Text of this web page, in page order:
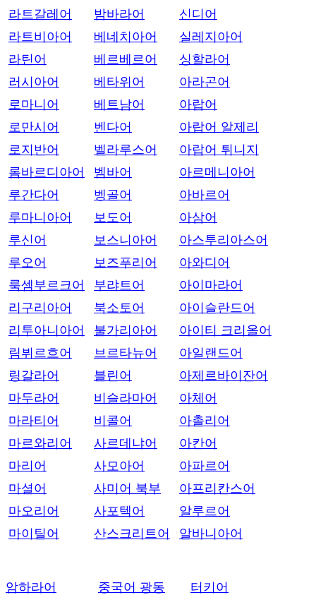
라트갈레어
라트비아어
라틴어
러시아어
로마니어
로만시어
로지반어
롬바르디아어
루간다어
루마니아어
루신어
루오어
룩셈부르크어
리구리아어
리투아니아어
림뷔르흐어
링갈라어
마두라어
마라티어
마르와리어
마리어
마셜어
마오리어
마이틸어
밤바라어
베네치아어
베르베르어
베타위어
베트남어
벤다어
벨라루스어
벰바어
벵골어
보도어
보스니아어
보즈푸리어
부랴트어
북소토어
불가리아어
브르타뉴어
블린어
비슬라마어
비콜어
사르데냐어
사모아어
사미어 북부
사포텍어
산스크리트어
신디어
실레지아어
싱할라어
아라곤어
아랍어
아랍어 알제리
아랍어 튀니지
아르메니아어
아바르어
아삼어
아스투리아스어
아와디어
아이마라어
아이슬란드어
아이티 크리올어
아일랜드어
아제르바이잔어
아체어
아촐리어
아칸어
아파르어
아프리칸스어
알루르어
알바니아어
암하라어
중국어 광동
터키어